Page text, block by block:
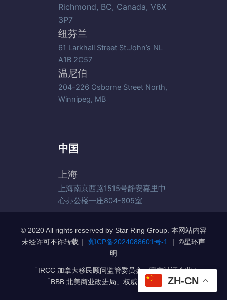
Richmond, BC, Canada, V6X
3P7
纽芬兰
61 Larkhall Street St.John’s NL
A1B 2C57
温尼伯
204-226 Osborne Street North,
Winnipeg, MB
中国
上海
上海南京西路1515号静安嘉里中
心办公楼一座804-805室
© 2020 All rights reserved by Star Ring Group. 本网站内容
未经许可不许转载｜ 冀ICP备2024088601号-1 ｜ ©️星环声
明
「IRCC 加拿大移民顾问监管委员会」官方认证企业 |
「BBB 北美商业改进局」权威认证 A+级企业ZH-CN